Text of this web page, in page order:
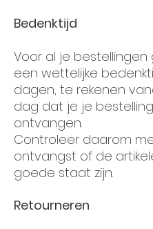
Bedenktijd
Voor al je bestellingen
een wettelijke
dagen, te rekenen
dag dat je je
ontvangen.
Controleer daarom
ontvangst of de
goede staat zijn.
Retourneren